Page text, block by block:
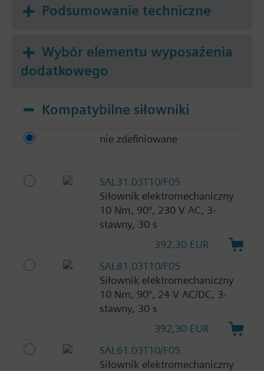
Podsumowanie techniczne
Wybór elementu wyposażenia
dodatkowego
Kompatybilne siłowniki
nie zdefiniowane
SAL31.03T10/F05
Siłownik elektromechaniczny
10 Nm, 90°, 230 V AC, 3-
stawny, 30 s
392,30 EUR
SAL81.03T10/F05
Siłownik elektromechaniczny
10 Nm, 90°, 24 V AC/DC, 3-
stawny, 30 s
392,30 EUR
SAL61.03T10/F05
Siłownik elektromechaniczny